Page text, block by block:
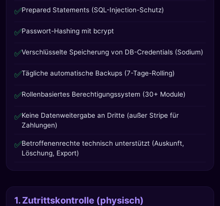
✅Prepared Statements (SQL-Injection-Schutz)
✅Passwort-Hashing mit bcrypt
✅Verschlüsselte Speicherung von DB-Credentials (Sodium)
✅Tägliche automatische Backups (7-Tage-Rolling)
✅Rollenbasiertes Berechtigungssystem (30+ Module)
✅Keine Datenweitergabe an Dritte (außer Stripe für
Zahlungen)
✅Betroffenenrechte technisch unterstützt (Auskunft,
Löschung, Export)
1. Zutrittskontrolle (physisch)